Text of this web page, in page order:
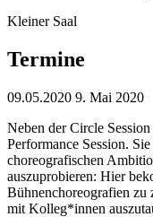
Kleiner Saal
Termine
09.05.2020 9. Mai 2020
Neben der Circle
Performance Session.
choreografischen
auszuprobieren: Hier
Bühnenchoreografien zu
mit Kolleg*innen